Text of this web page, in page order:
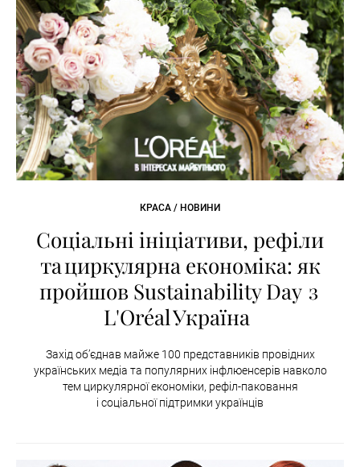
КРАСА / НОВИНИ
Соціальні ініціативи, рефіли
та циркулярна економіка: як
пройшов Sustainability Day з
L'Oréal Україна
Захід об’єднав майже 100 представників провідних
українських медіа та популярних інфлюенсерів навколо
тем циркулярної економіки, рефіл-паковання
і соціальної підтримки українців